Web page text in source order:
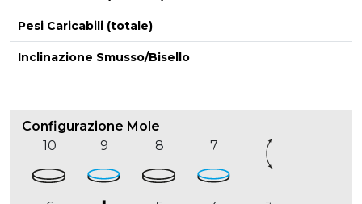
Pesi Caricabili (totale)
Inclinazione Smusso/Bisello
Configurazione Mole
10
9 8 7